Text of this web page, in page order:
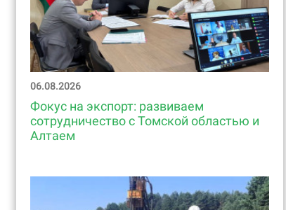
06.08.2026
Фокус на экспорт: развиваем
сотрудничество с Томской областью и
Алтаем